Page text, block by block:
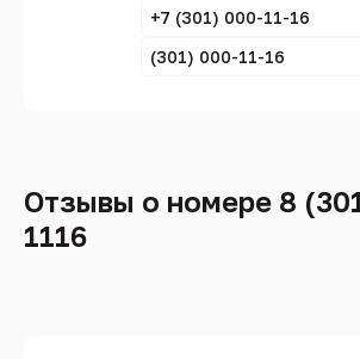
+7 (301) 000-11-16
(301) 000-11-16
Отзывы о номере 8
1116